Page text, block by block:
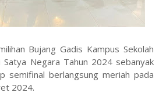
Bujang Gadis Kampus Sekolah
Negara Tahun 2024 sebanyak
semifinal berlangsung meriah pada
2024.